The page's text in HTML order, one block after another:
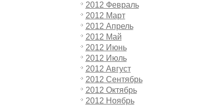
2012 Февраль
2012 Март
2012 Апрель
2012 Май
2012 Июнь
2012 Июль
2012 Август
2012 Сентябрь
2012 Октябрь
2012 Ноябрь